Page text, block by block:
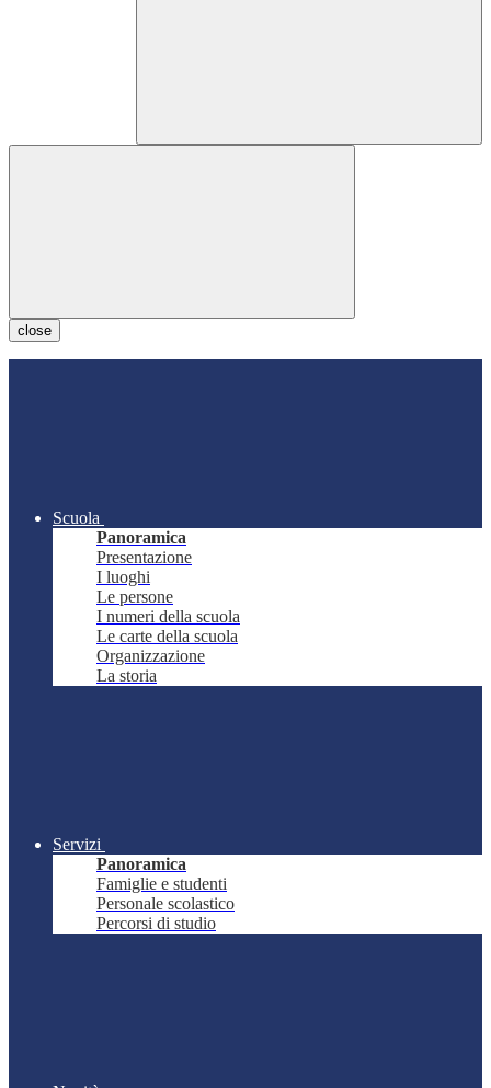
close
Scuola
Panoramica
Presentazione
I luoghi
Le persone
I numeri della scuola
Le carte della scuola
Organizzazione
La storia
Servizi
Panoramica
Famiglie e studenti
Personale scolastico
Percorsi di studio